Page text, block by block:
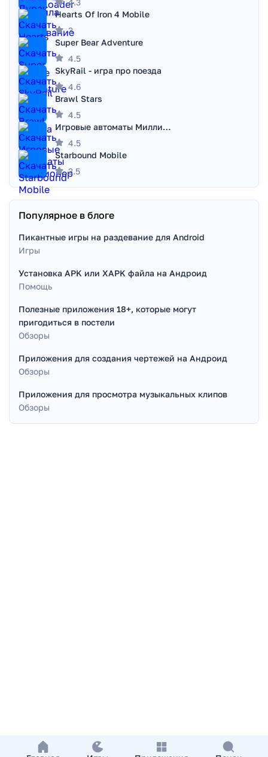
Hearts Of Iron 4 Mobile
3
Super Bear Adventure
4.5
SkyRail - игра про поезда
4.6
Brawl Stars
4.5
Игровые автоматы Миллионер
4.5
Starbound Mobile
3.5
Популярное в блоге
Пикантные игры на раздевание для Android
Игры
Установка APK или XAPK файла на Андроид
Помощь
Полезные приложения 18+, которые могут
пригодиться в постели
Обзоры
Приложения для создания чертежей на Андроид
Обзоры
Приложения для просмотра музыкальных клипов
Обзоры